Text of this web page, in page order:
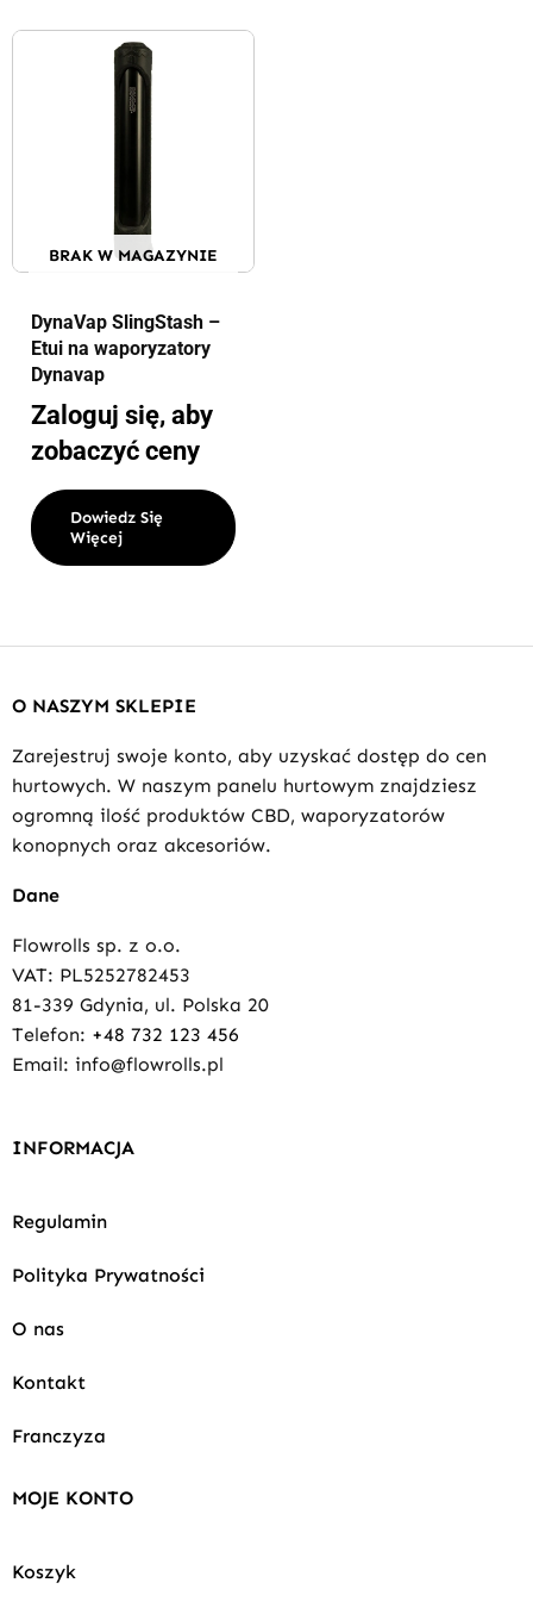
BRAK W MAGAZYNIE
DynaVap SlingStash –
Etui na waporyzatory
Dynavap
Zaloguj się, aby
zobaczyć ceny
Dowiedz Się
Więcej
O NASZYM SKLEPIE
Zarejestruj swoje konto, aby uzyskać dostęp do cen
hurtowych. W naszym panelu hurtowym znajdziesz
ogromną ilość produktów CBD, waporyzatorów
konopnych oraz akcesoriów.
Dane
Flowrolls sp. z o.o.
VAT: PL5252782453
81-339 Gdynia, ul. Polska 20
Telefon: +48 732 123 456
Email: info@flowrolls.pl
INFORMACJA
Regulamin
Polityka Prywatności
O nas
Kontakt
Franczyza
MOJE KONTO
Koszyk